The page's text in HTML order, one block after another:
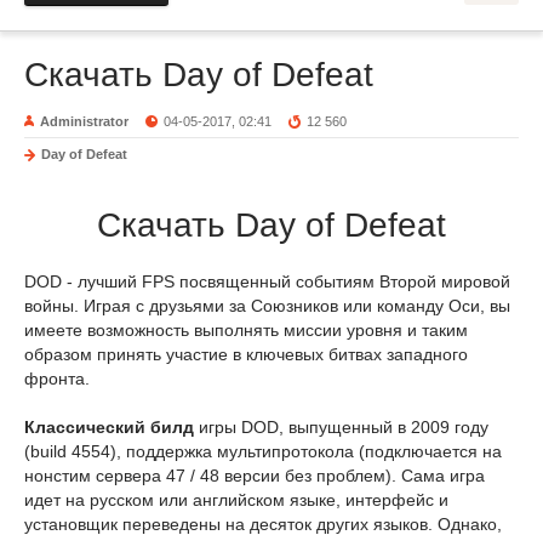
Скачать Day of Defeat
Administrator 04-05-2017, 02:41 12 560
Day of Defeat
Скачать Day of Defeat
DOD - лучший FPS посвященный событиям Второй мировой
войны. Играя с друзьями за Союзников или команду Оси, вы
имеете возможность выполнять миссии уровня и таким
образом принять участие в ключевых битвах западного
фронта.
Классический билд игры DOD, выпущенный в 2009 году
(build 4554), поддержка мультипротокола (подключается на
нонстим сервера 47 / 48 версии без проблем). Сама игра
идет на русском или английском языке, интерфейс и
установщик переведены на десяток других языков. Однако,